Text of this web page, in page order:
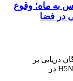
به ماه؛ وقوع
در فضا